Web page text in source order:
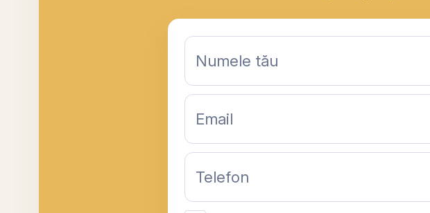
Numele tău
Email
Telefon